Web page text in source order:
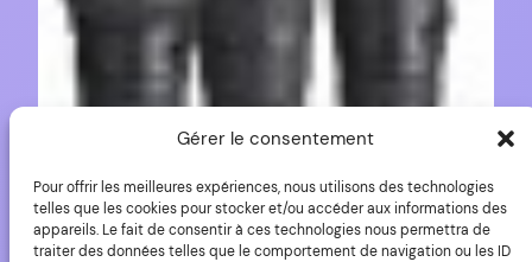
Gérer le consentement
Pour offrir les meilleures expériences, nous utilisons des technologies
telles que les cookies pour stocker et/ou accéder aux informations des
appareils. Le fait de consentir à ces technologies nous permettra de
traiter des données telles que le comportement de navigation ou les ID